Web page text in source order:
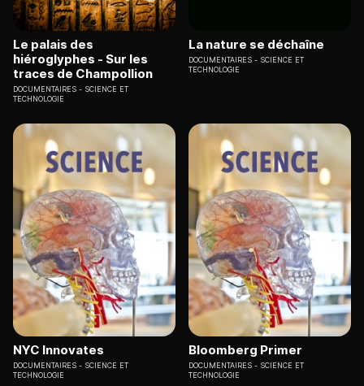
Le palais des
hiéroglyphes - Sur les
traces de Champollion
DOCUMENTAIRES
SCIENCE ET
TECHNOLOGIE
La nature se déchaîne
DOCUMENTAIRES
SCIENCE ET
TECHNOLOGIE
NYC Innovates
DOCUMENTAIRES
SCIENCE ET
TECHNOLOGIE
Bloomberg Primer
DOCUMENTAIRES
SCIENCE ET
TECHNOLOGIE